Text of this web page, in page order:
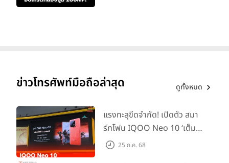
ข่าวโทรศัพท์มือถือล่าสุด ดูทั้งหมด
แรงทะลุขีดจำกัด! เปิดตัว สมา
ร์ทโฟน IQOO Neo 10 ‘เต็ม
แม็กซ์ในทุกแมตช์’ ในราคาเริ่ม
25 ก.ค. 68